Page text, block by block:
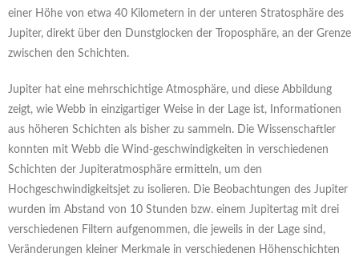
einer Höhe von etwa 40 Kilometern in der unteren Stratosphäre des
Jupiter, direkt über den Dunstglocken der Troposphäre, an der Grenze
zwischen den Schichten.
Jupiter hat eine mehrschichtige Atmosphäre, und diese Abbildung
zeigt, wie Webb in einzigartiger Weise in der Lage ist, Informationen
aus höheren Schichten als bisher zu sammeln. Die Wissenschaftler
konnten mit Webb die Wind-geschwindigkeiten in verschiedenen
Schichten der Jupiteratmosphäre ermitteln, um den
Hochgeschwindigkeitsjet zu isolieren. Die Beobachtungen des Jupiter
wurden im Abstand von 10 Stunden bzw. einem Jupitertag mit drei
verschiedenen Filtern aufgenommen, die jeweils in der Lage sind,
Veränderungen kleiner Merkmale in verschiedenen Höhenschichten